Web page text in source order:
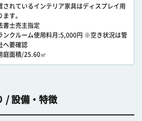
れているインテリア家具はディスプレイ用
ます。
書士売主指定
ンクルーム使用料月:5,000円 ※空き状況は管
へ要確認
庭面積/25.60㎡
/ 設備・特徴